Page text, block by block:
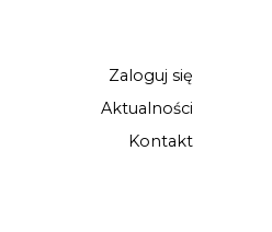
Zaloguj się
Aktualności
Kontakt